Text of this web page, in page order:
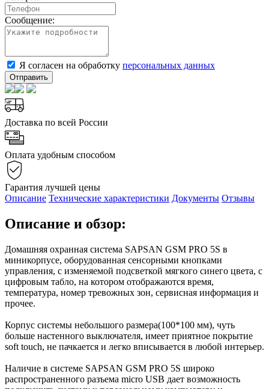
Сообщение:
Я согласен на обработку персональных данных
Отправить
Доставка по всей России
Оплата удобным способом
Гарантия лучшей цены
Описание Технические характеристики Документы Отзывы
Описание и обзор:
Домашняя охранная система SAPSAN GSM PRO 5S в
миникорпусе, оборудованная сенсорными кнопками
управления, с изменяемой подсветкой мягкого синего цвета, с
цифровым табло, на котором отображаются время,
температура, номер тревожных зон, сервисная информация и
прочее.
Корпус системы небольшого размера(100*100 мм), чуть
больше настенного выключателя, имеет приятное покрытие
soft touch, не пачкается и легко вписывается в любой интерьер.
Наличие в системе SAPSAN GSM PRO 5S широко
распространенного разъема micro USB дает возможность